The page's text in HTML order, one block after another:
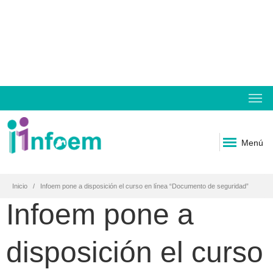
Menú
Inicio Infoem pone a disposición el curso en línea “Documento de seguridad”
Infoem pone a
disposición el curso